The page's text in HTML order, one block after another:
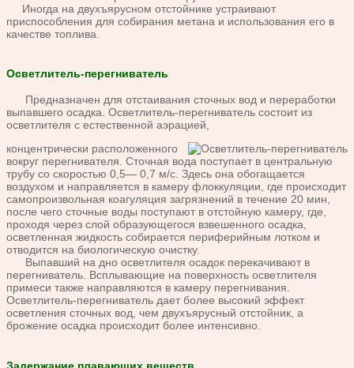
Иногда на двухъярусном отстойнике устраивают
приспособления для собирания метана и использования его в
качестве топлива.
Осветлитель-перегниватель
Предназначен для отстаивания сточных вод и переработки
выпавшего осадка. Осветлитель-перегниватель состоит из
осветлителя с естественной аэрацией,
концентрически расположенного
вокруг перегнивателя. Сточная вода поступает в центральную
трубу со скоростью 0,5— 0,7 м/с. Здесь она обогащается
воздухом и направляется в камеру флоккуляции, где происходит
самопроизвольная коагуляция загрязнений в течение 20 мин,
после чего сточные воды поступают в отстойную камеру, где,
проходя через слой образующегося взвешенного осадка,
осветленная жидкость собирается периферийным лотком и
отводится на биологическую очистку.
Выпавший на дно осветлителя осадок перекачивают в
перегниватель. Всплывающие на поверхность осветлителя
примеси также направляются в камеру перегнивания.
Осветлитель-перегниватель дает более высокий эффект
осветления сточных вод, чем двухъярусный отстойник, а
брожение осадка происходит более интенсивно.
Задержание плавающих веществ